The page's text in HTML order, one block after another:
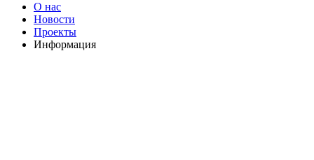
О нас
Новости
Проекты
Информация